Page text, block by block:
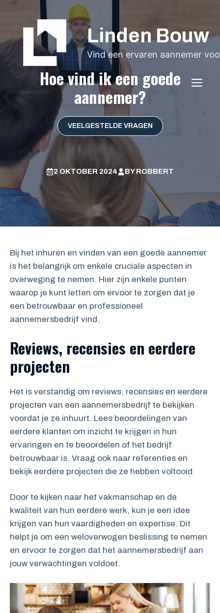
inhoud
Linden Bouw
Vind een ervaren aannemer
Hoe vind ik een goede
aannemer?
VEELGESTELDE VRAGEN
2 OKTOBER 2024 BYROBBERT
Bij het inhuren en vinden van een goede aannemer
is het belangrijk om enkele cruciale aspecten in
overweging te nemen. Hier zijn enkele punten
waarop je kunt letten om ervoor te zorgen dat je
een betrouwbaar en professioneel
aannemersbedrijf vind.
Reviews, recensies en eerdere
projecten
Het is verstandig om reviews, recensies en eerdere
projecten van een aannemersbedrijf te bekijken
voordat je ze inhuurt. Lees beoordelingen van
eerdere klanten om inzicht te krijgen in hun
ervaringen en te beoordelen of het bedrijf
betrouwbaar is. Vraag ook naar referenties en
bekijk eerdere projecten die ze hebben voltooid.
Door te kijken naar het vakmanschap en de
kwaliteit van hun eerdere werk, kun je een idee
krijgen van hun vaardigheden en expertise. Dit
helpt je om een weloverwogen beslissing te nemen
en ervoor te zorgen dat het aannemersbedrijf aan
jouw verwachtingen voldoet.